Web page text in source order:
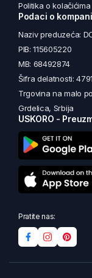
Politika o kolačićima
Podaci o
Naziv preduzeća:
PIB: 115605220
MB: 68492874
Šifra delatnosti: 4791
Trgovina na malo
Grdelica, Srbija
USKORO -
Pratite nas: